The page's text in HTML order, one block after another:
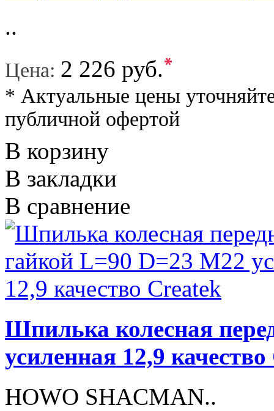
..
Цена: 2 226 руб.*
* Актуальные цены
публичной офертой
В корзину
В закладки
В сравнение
Шпилька колесная
усиленная 12,9
HOWO SHACMAN..